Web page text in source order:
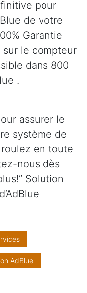
pour
de votre
Garantie
sur le compteur
dans 800
.
assurer le
système de
en toute
nous dès
Solution
AdBlue